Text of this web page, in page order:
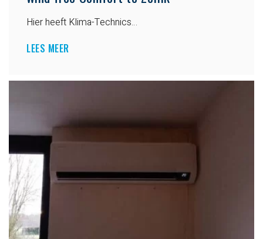
Hier heeft Klima-Technics…
LEES MEER